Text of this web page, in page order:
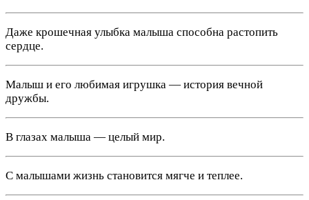
Даже крошечная улыбка малыша способна растопить
сердце.
Малыш и его любимая игрушка — история вечной
дружбы.
В глазах малыша — целый мир.
С малышами жизнь становится мягче и теплее.